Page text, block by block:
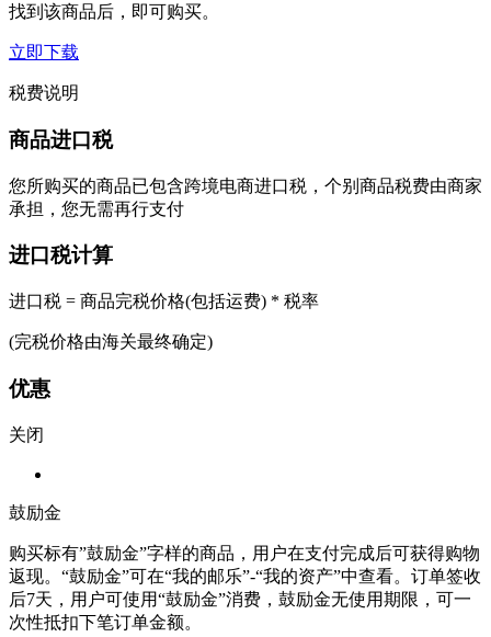
找到该商品后，即可购买。
立即下载
税费说明
商品进口税
您所购买的商品已包含跨境电商进口税，个别商品税费由商家
承担，您无需再行支付
进口税计算
进口税 = 商品完税价格(包括运费) * 税率
(完税价格由海关最终确定)
优惠
关闭
鼓励金
购买标有”鼓励金”字样的商品，用户在支付完成后可获得购物
返现。“鼓励金”可在“我的邮乐”-“我的资产”中查看。订单签收
后7天，用户可使用“鼓励金”消费，鼓励金无使用期限，可一
次性抵扣下笔订单金额。